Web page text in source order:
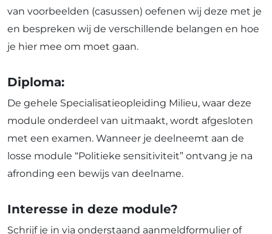
van voorbeelden (casussen) oefenen wij deze met je
en bespreken wij de verschillende belangen en hoe
je hier mee om moet gaan.
Diploma:
De gehele Specialisatieopleiding Milieu, waar deze
module onderdeel van uitmaakt, wordt afgesloten
met een examen. Wanneer je deelneemt aan de
losse module “Politieke sensitiviteit” ontvang je na
afronding een bewijs van deelname.
Interesse in deze module?
Schrijf je in via onderstaand aanmeldformulier of